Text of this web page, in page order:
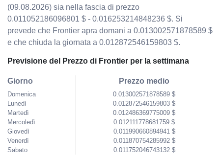
(09.08.2026) sia nella fascia di prezzo
0.011052186096801 $ - 0.016253214848236 $. Si
prevede che Frontier apra domani a 0.013002571878589 $
e che chiuda la giornata a 0.012872546159803 $.
Previsione del Prezzo di Frontier per la settimana
Giorno
Domenica
Lunedì
Martedì
Mercoledì
Giovedì
Venerdì
Sabato
Prezzo medio
0.013002571878589 $
0.012872546159803 $
0.012486369775009 $
0.012111778681759 $
0.011990660894941 $
0.011870754285992 $
0.011752046743132 $